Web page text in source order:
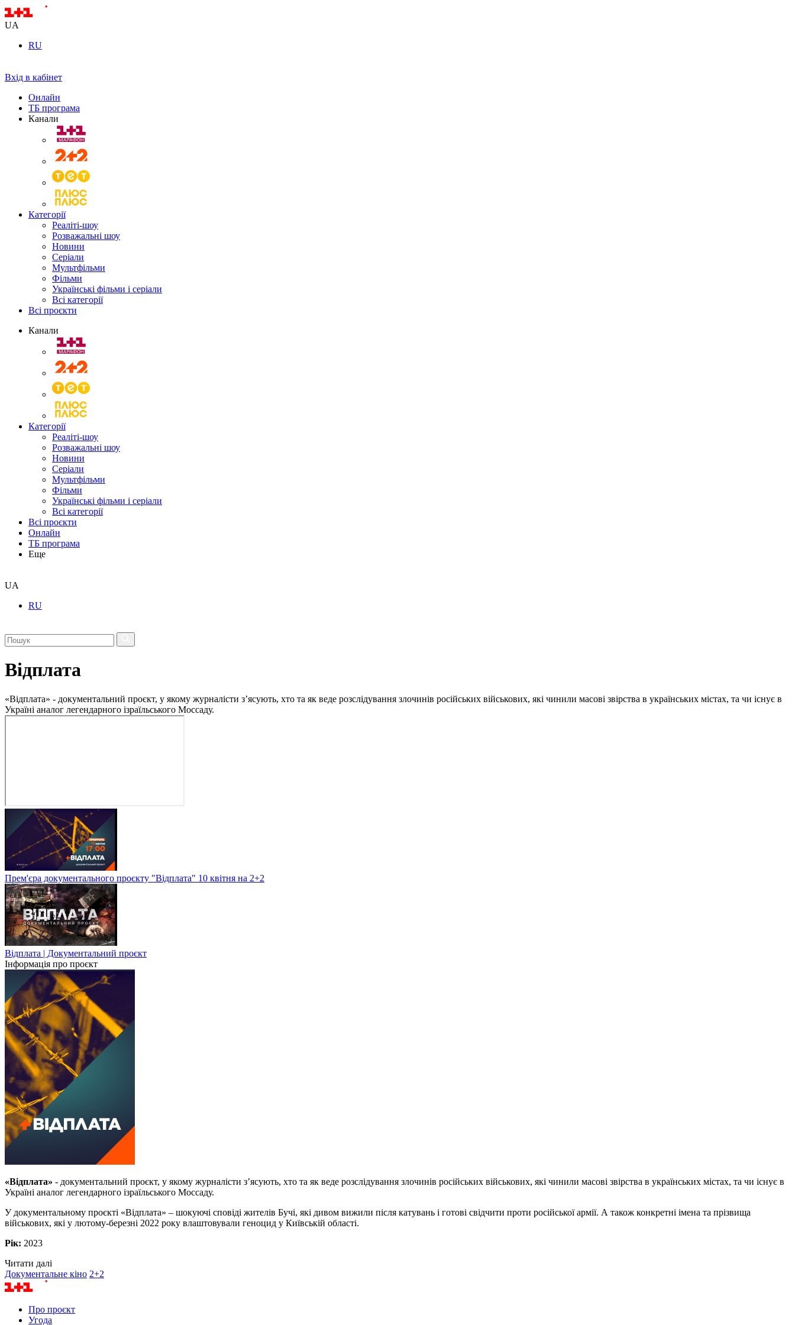
UA
RU
Вхід в кабінет
Онлайн
ТБ програма
Канали
Категорії
Реаліті-шоу
Розважальні шоу
Новини
Серіали
Мультфільми
Фільми
Українські фільми і серіали
Всі категорії
Всі проєкти
Канали
Категорії
Реаліті-шоу
Розважальні шоу
Новини
Серіали
Мультфільми
Фільми
Українські фільми і серіали
Всі категорії
Всі проєкти
Онлайн
ТБ програма
Еще
UA
RU
Відплата
«Відплата» - документальний проєкт, у якому журналісти з’ясують, хто та як веде розслідування злочинів російських військових, які чинили масові звірства в українських містах, та чи існує в
Україні аналог легендарного ізраїльського Моссаду.
Прем'єра документального проєкту "Відплата" 10 квітня на 2+2
Відплата | Документальний проєкт
Інформація про проєкт
«Відплата» - документальний проєкт, у якому журналісти з’ясують, хто та як веде розслідування злочинів російських військових, які чинили масові звірства в українських містах, та чи існує в
Україні аналог легендарного ізраїльського Моссаду.
У документальному проєкті «Відплата» – шокуючі сповіді жителів Бучі, які дивом вижили після катувань і готові свідчити проти російської армії. А також конкретні імена та прізвища
військових, які у лютому-березні 2022 року влаштовували геноцид у Київській області.
Рік: 2023
Читати далі
Документальне кіно 2+2
Про проєкт
Угода